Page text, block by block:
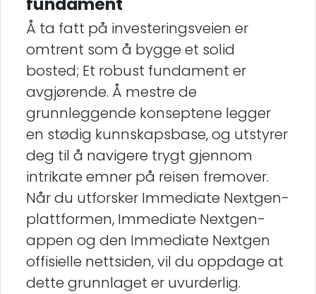
Å ta fatt på investeringsveien er
omtrent som å bygge et solid
bosted; Et robust fundament er
avgjørende. Å mestre de
grunnleggende konseptene legger
en stødig kunnskapsbase, og utstyrer
deg til å navigere trygt gjennom
intrikate emner på reisen fremover.
Når du utforsker Immediate Nextgen-
plattformen, Immediate Nextgen-
appen og den Immediate Nextgen
offisielle nettsiden, vil du oppdage at
dette grunnlaget er uvurderlig.